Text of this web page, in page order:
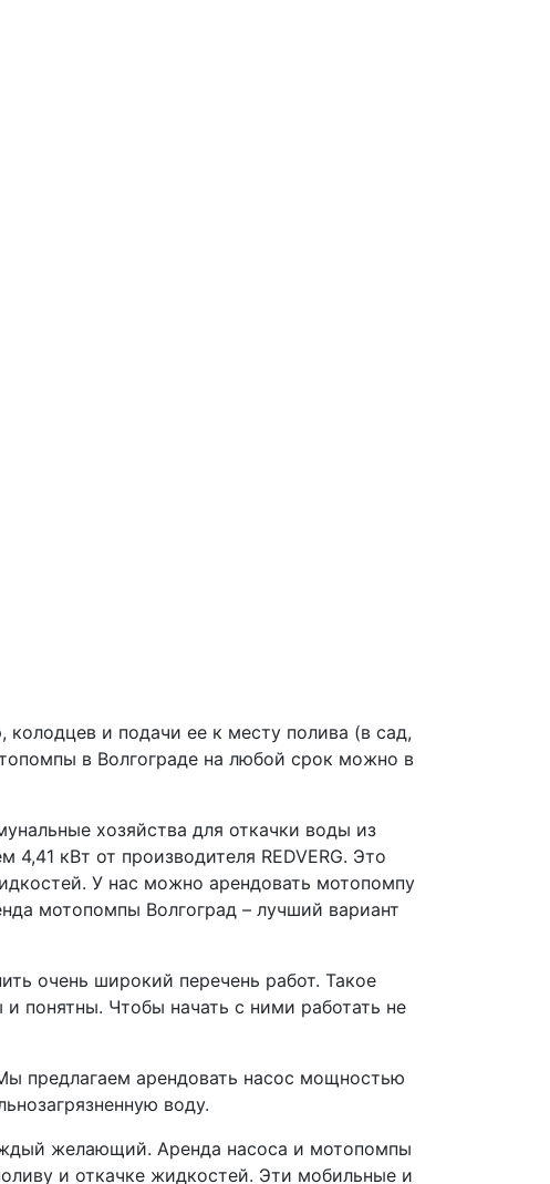
и подачи ее к месту полива (в сад,
в Волгограде на любой срок можно в
хозяйства для откачки воды из
кВт от производителя REDVERG. Это
У нас можно арендовать мотопомпу
мотопомпы Волгоград – лучший вариант
очень широкий перечень работ. Такое
понятны. Чтобы начать с ними работать не
предлагаем арендовать насос мощностью
воду.
желающий. Аренда насоса и мотопомпы
и откачке жидкостей. Эти мобильные и